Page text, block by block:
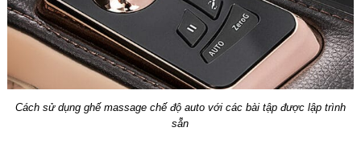
Cách sử dụng ghế massage chế độ auto với các bài tập được lập trình
sẵn